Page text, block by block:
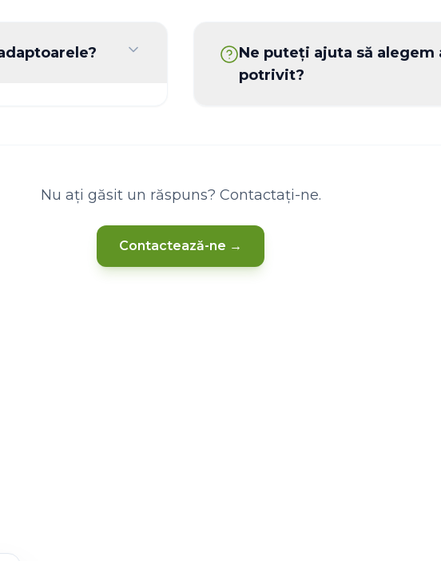
prestabilită. Vă rugăm să ne
programa o vizită.
Ne puteți ajuta să alegem
potrivit?
lucru.
Nu ați găsit un răspuns? Contactați-ne.
Contactează-ne →